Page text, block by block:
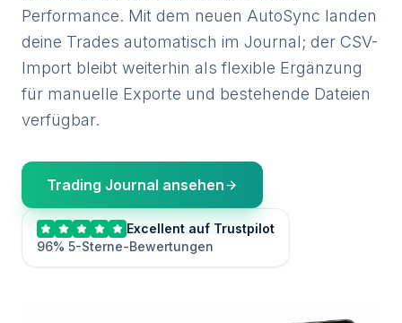
Performance. Mit dem neuen AutoSync landen
deine Trades automatisch im Journal; der CSV-
Import bleibt weiterhin als flexible Ergänzung
für manuelle Exporte und bestehende Dateien
verfügbar.
Trading Journal ansehen
Excellent auf Trustpilot
96% 5-Sterne-Bewertungen